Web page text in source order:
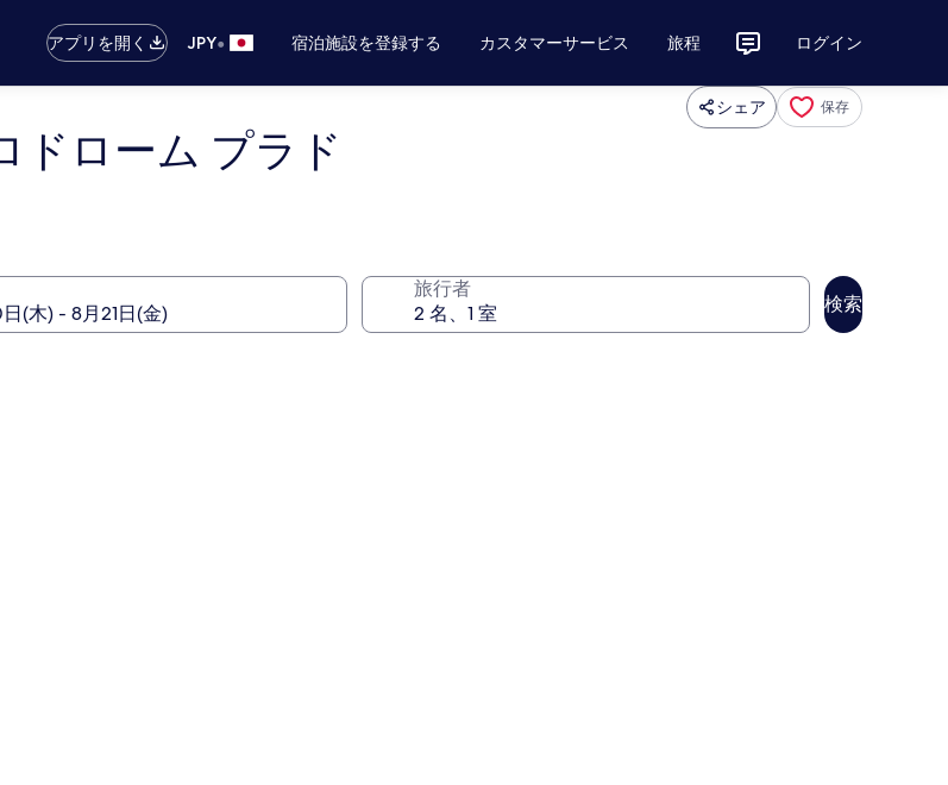
アプリを開く
JPY• 宿泊施設を登録する カスタマーサービス 旅程 ログイン
シェア 保存
ドローム プラド
旅行者
検索